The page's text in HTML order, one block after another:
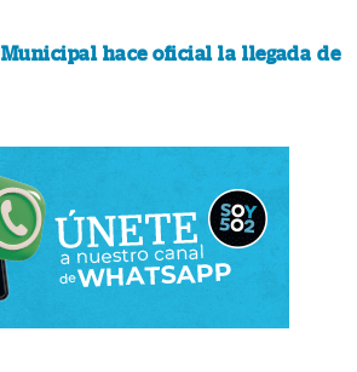
Municipal hace oficial la llegada de